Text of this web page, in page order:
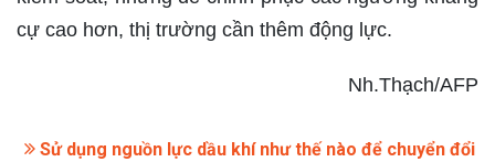
cự cao hơn, thị trường cần thêm động lực.
Nh.Thạch/AFP
Sử dụng nguồn lực dầu khí như thế nào để chuyển đổi